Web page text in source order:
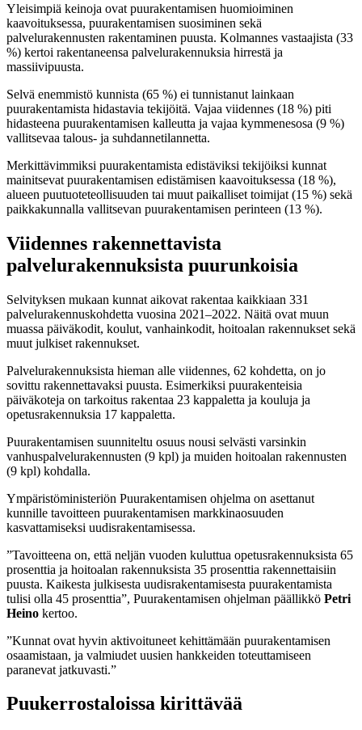
Yleisimpiä keinoja ovat puurakentamisen huomioiminen
kaavoituksessa, puurakentamisen suosiminen sekä
palvelurakennusten rakentaminen puusta. Kolmannes vastaajista (33
%) kertoi rakentaneensa palvelurakennuksia hirrestä ja
massiivipuusta.
Selvä enemmistö kunnista (65 %) ei tunnistanut lainkaan
puurakentamista hidastavia tekijöitä. Vajaa viidennes (18 %) piti
hidasteena puurakentamisen kalleutta ja vajaa kymmenesosa (9 %)
vallitsevaa talous- ja suhdannetilannetta.
Merkittävimmiksi puurakentamista edistäviksi tekijöiksi kunnat
mainitsevat puurakentamisen edistämisen kaavoituksessa (18 %),
alueen puutuoteteollisuuden tai muut paikalliset toimijat (15 %) sekä
paikkakunnalla vallitsevan puurakentamisen perinteen (13 %).
Viidennes rakennettavista
palvelurakennuksista puurunkoisia
Selvityksen mukaan kunnat aikovat rakentaa kaikkiaan 331
palvelurakennuskohdetta vuosina 2021–2022. Näitä ovat muun
muassa päiväkodit, koulut, vanhainkodit, hoitoalan rakennukset sekä
muut julkiset rakennukset.
Palvelurakennuksista hieman alle viidennes, 62 kohdetta, on jo
sovittu rakennettavaksi puusta. Esimerkiksi puurakenteisia
päiväkoteja on tarkoitus rakentaa 23 kappaletta ja kouluja ja
opetusrakennuksia 17 kappaletta.
Puurakentamisen suunniteltu osuus nousi selvästi varsinkin
vanhuspalvelurakennusten (9 kpl) ja muiden hoitoalan rakennusten
(9 kpl) kohdalla.
Ympäristöministeriön Puurakentamisen ohjelma on asettanut
kunnille tavoitteen puurakentamisen markkinaosuuden
kasvattamiseksi uudisrakentamisessa.
”Tavoitteena on, että neljän vuoden kuluttua opetusrakennuksista 65
prosenttia ja hoitoalan rakennuksista 35 prosenttia rakennettaisiin
puusta. Kaikesta julkisesta uudisrakentamisesta puurakentamista
tulisi olla 45 prosenttia”, Puurakentamisen ohjelman päällikkö Petri
Heino kertoo.
”Kunnat ovat hyvin aktivoituneet kehittämään puurakentamisen
osaamistaan, ja valmiudet uusien hankkeiden toteuttamiseen
paranevat jatkuvasti.”
Puukerrostaloissa kirittävää